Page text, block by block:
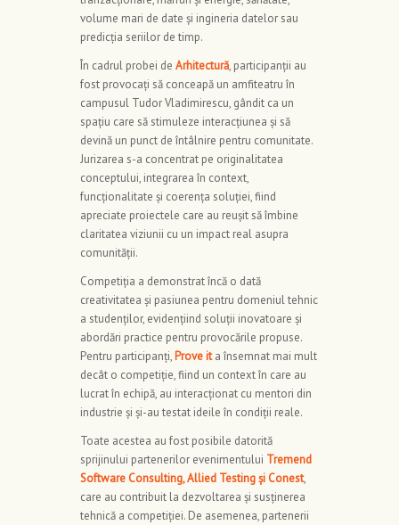
volume mari de date și ingineria datelor sau
predicția seriilor de timp.
În cadrul probei de Arhitectură, participanții au
fost provocați să conceapă un amfiteatru în
campusul Tudor Vladimirescu, gândit ca un
spațiu care să stimuleze interacțiunea și să
devină un punct de întâlnire pentru comunitate.
Jurizarea s-a concentrat pe originalitatea
conceptului, integrarea în context,
funcționalitate și coerența soluției, fiind
apreciate proiectele care au reușit să îmbine
claritatea viziunii cu un impact real asupra
comunității.
Competiția a demonstrat încă o dată
creativitatea și pasiunea pentru domeniul tehnic
a studenților, evidențiind soluții inovatoare și
abordări practice pentru provocările propuse.
Pentru participanți, Prove ita însemnat mai mult
decât o competiție, fiind un context în care au
lucrat în echipă, au interacționat cu mentori din
industrie și și-au testat ideile în condiții reale.
Toate acestea au fost posibile datorită
sprijinului partenerilor evenimentului Tremend
Software Consulting, Allied Testing și Conest,
care au contribuit la dezvoltarea și susținerea
tehnică a competiției. De asemenea, partenerii